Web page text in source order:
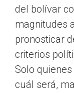
del bolívar
magnitudes
pronosticar
criterios
Solo
cuál será,